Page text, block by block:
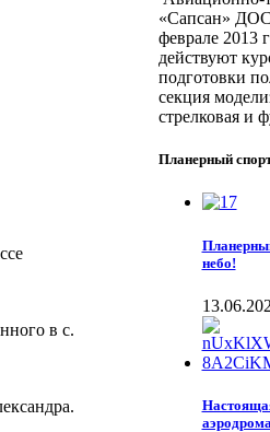
в с.
«Сапсан»
феврале 2013
действуют
подготовки
секция
стрелковая и
Планерный
небо!